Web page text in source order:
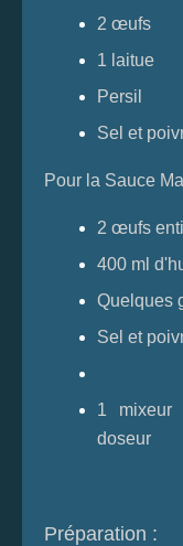
2 œufs
1 laitue
Persil
Sel et
Pour la Sauce
2 œufs
400 ml
Quelques
Sel et
1 mixeur
doseur
Préparation :